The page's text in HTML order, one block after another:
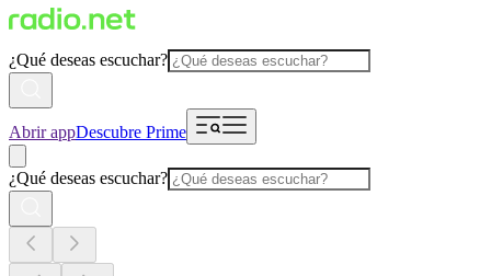
¿Qué deseas escuchar?
Abrir appDescubre Prime
¿Qué deseas escuchar?